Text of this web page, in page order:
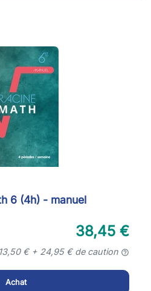
6 (4h) - manuel
38,45 €
€ + 24,95 € de caution help_outline
Achat